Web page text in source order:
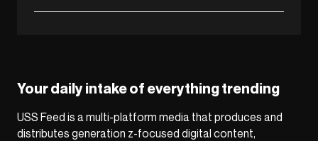
Your daily intake of everything trending
USS Feed is a multi-platform media that produces and
distributes generation z-focused digital content,